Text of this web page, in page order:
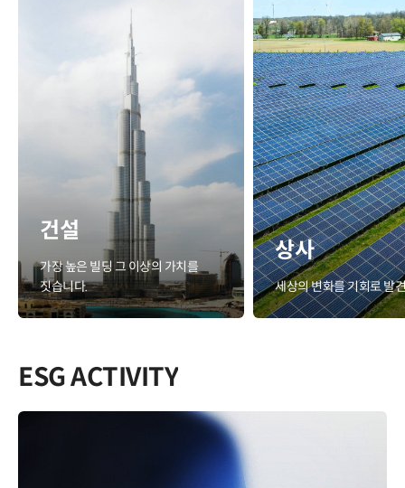
건설
가장 높은 빌딩 그 이상의 가치를
짓습니다.
상사
세상의 변화를 기회로 발
ESG ACTIVITY